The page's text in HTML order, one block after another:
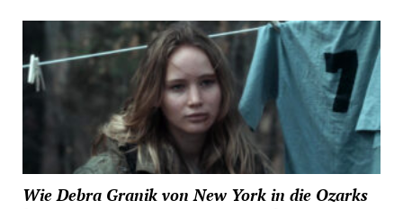
Wie Debra Granik von New York in die Ozarks